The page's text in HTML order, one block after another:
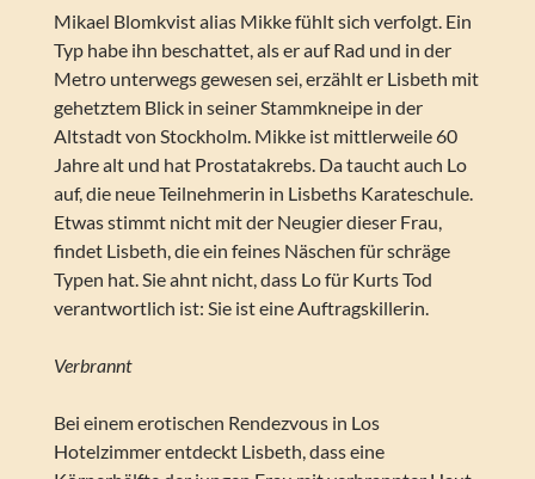
Mikael Blomkvist alias Mikke fühlt sich verfolgt. Ein
Typ habe ihn beschattet, als er auf Rad und in der
Metro unterwegs gewesen sei, erzählt er Lisbeth mit
gehetztem Blick in seiner Stammkneipe in der
Altstadt von Stockholm. Mikke ist mittlerweile 60
Jahre alt und hat Prostatakrebs. Da taucht auch Lo
auf, die neue Teilnehmerin in Lisbeths Karateschule.
Etwas stimmt nicht mit der Neugier dieser Frau,
findet Lisbeth, die ein feines Näschen für schräge
Typen hat. Sie ahnt nicht, dass Lo für Kurts Tod
verantwortlich ist: Sie ist eine Auftragskillerin.
Verbrannt
Bei einem erotischen Rendezvous in Los
Hotelzimmer entdeckt Lisbeth, dass eine